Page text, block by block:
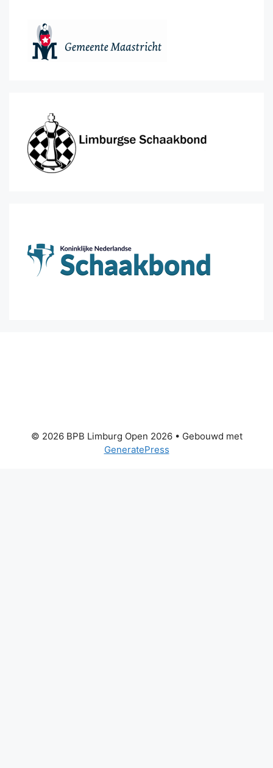
© 2026 BPB Limburg Open 2026• Gebouwd met
GeneratePress